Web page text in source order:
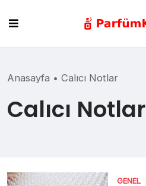
content
Anasayfa • Calıcı Notlar
Calıcı Notlar
GENEL